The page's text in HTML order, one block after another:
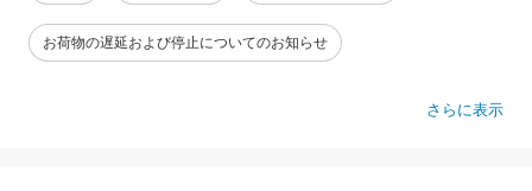
お荷物の遅延および停止についてのお知らせ
さらに表示